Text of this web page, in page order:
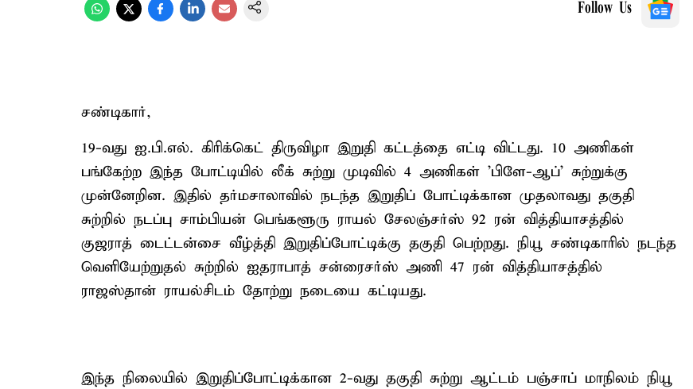
Follow Us
சண்டிகார்,
19-வது ஐ.பி.எல். கிரிக்கெட் திருவிழா இறுதி கட்டத்தை எட்டி விட்டது. 10 அணிகள்
பங்கேற்ற இந்த போட்டியில் லீக் சுற்று முடிவில் 4 அணிகள் 'பிளே-ஆப்' சுற்றுக்கு
முன்னேறின. இதில் தர்மசாலாவில் நடந்த இறுதிப் போட்டிக்கான முதலாவது தகுதி
சுற்றில் நடப்பு சாம்பியன் பெங்களூரு ராயல் சேலஞ்சர்ஸ் 92 ரன் வித்தியாசத்தில்
குஜராத் டைட்டன்சை வீழ்த்தி இறுதிப்போட்டிக்கு தகுதி பெற்றது. நியூ சண்டிகாரில் நடந்த
வெளியேற்றுதல் சுற்றில் ஐதராபாத் சன்ரைசர்ஸ் அணி 47 ரன் வித்தியாசத்தில்
ராஜஸ்தான் ராயல்சிடம் தோற்று நடையை கட்டியது.
இந்த நிலையில் இறுதிப்போட்டிக்கான 2-வது தகுதி சுற்று ஆட்டம் பஞ்சாப் மாநிலம் நியூ